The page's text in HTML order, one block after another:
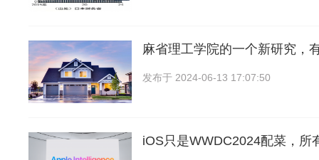
麻省理工学院的一个新研究，
发布于 2024-06-13 17:07:50
iOS只是WWDC2024配菜，所